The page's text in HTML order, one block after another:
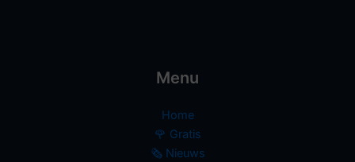
Menu
Home
🌹 Gratis
🗞️ Nieuws